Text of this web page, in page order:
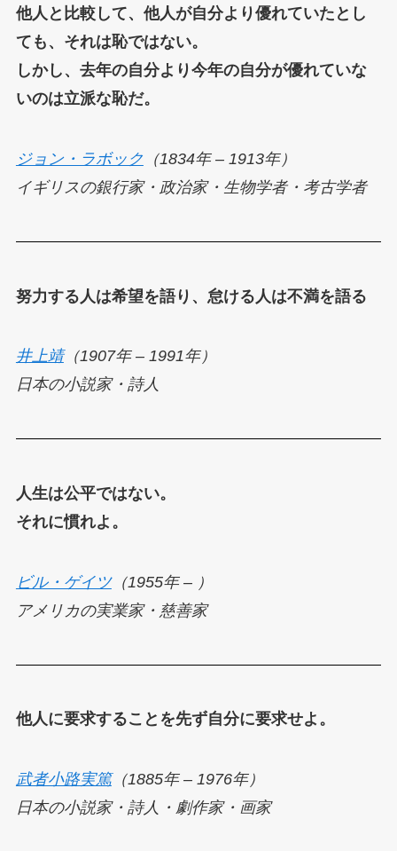
他人と比較して、他人が自分より優れていたとし
ても、それは恥ではない。
しかし、去年の自分より今年の自分が優れていな
いのは立派な恥だ。
ジョン・ラボック （1834年 – 1913年）
イギリスの銀行家・政治家・生物学者・考古学者
努力する人は希望を語り、怠ける人は不満を語る
井上靖（1907年 – 1991年）
日本の小説家・詩人
人生は公平ではない。
それに慣れよ。
ビル・ゲイツ（1955年 – ）
アメリカの実業家・ 慈善家
他人に要求することを先ず自分に要求せよ。
武者小路実篤（1885年 – 1976年）
日本の小説家・詩人・劇作家・画家